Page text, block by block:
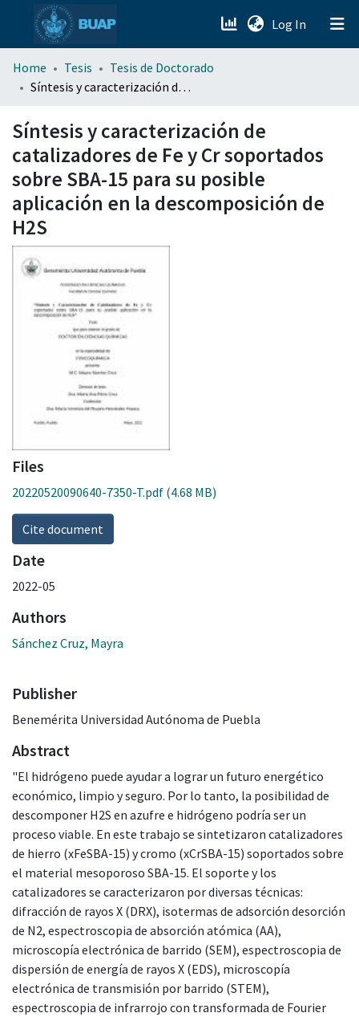
Log In (current)
menu.section.about_menu
Home Tesis
Tesis de Doctorado
Síntesis y caracterización de catalizadores de Fe y Cr soportados sobre SBA-15 para su posible aplicación en la descomposición de H2S
Síntesis y caracterización de
catalizadores de Fe y Cr soportados
sobre SBA-15 para su posible
aplicación en la descomposición de
H2S
Files
20220520090640-7350-T.pdf (4.68 MB)
Cite document
Date
2022-05
Authors
Sánchez Cruz, Mayra
Publisher
Benemérita Universidad Autónoma de Puebla
Abstract
"El hidrógeno puede ayudar a lograr un futuro energético
económico, limpio y seguro. Por lo tanto, la posibilidad de
descomponer H2S en azufre e hidrógeno podría ser un
proceso viable. En este trabajo se sintetizaron catalizadores
de hierro (xFeSBA-15) y cromo (xCrSBA-15) soportados sobre
el material mesoporoso SBA-15. El soporte y los
catalizadores se caracterizaron por diversas técnicas:
difracción de rayos X (DRX), isotermas de adsorción desorción
de N2, espectroscopia de absorción atómica (AA),
microscopía electrónica de barrido (SEM), espectroscopia de
dispersión de energía de rayos X (EDS), microscopía
electrónica de transmisión por barrido (STEM),
espectroscopia de infrarrojo con transformada de Fourier